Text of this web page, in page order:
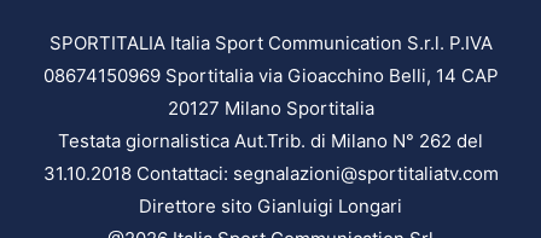
SPORTITALIA Italia Sport Communication S.r.l. P.IVA
08674150969 Sportitalia via Gioacchino Belli, 14 CAP
20127 Milano Sportitalia
Testata giornalistica Aut.Trib. di Milano N° 262 del
31.10.2018 Contattaci: segnalazioni@sportitaliatv.com
Direttore sito Gianluigi Longari